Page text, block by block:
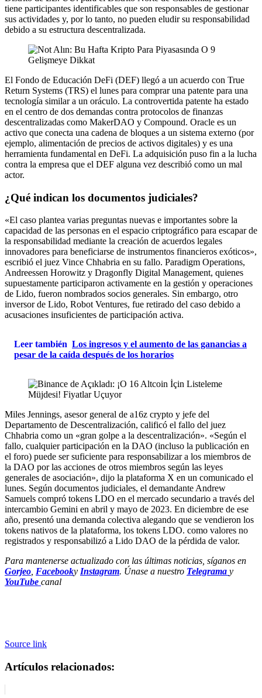
tiene participantes identificables que son responsables de gestionar
sus actividades y, por lo tanto, no pueden eludir su responsabilidad
debido a su estructura descentralizada.
El Fondo de Educación DeFi (DEF) llegó a un acuerdo con True
Return Systems (TRS) el lunes para comprar una patente para una
tecnología similar a un oráculo. La controvertida patente ha estado
en el centro de dos demandas contra protocolos de finanzas
descentralizadas como MakerDAO y Compound. Oracle es un
activo que conecta una cadena de bloques a un sistema externo (por
ejemplo, alimentación de precios de activos digitales) y es una
herramienta fundamental en DeFi. La adquisición puso fin a la lucha
contra la empresa que el DEF alguna vez describió como un mal
actor.
¿Qué indican los documentos judiciales?
«El caso plantea varias preguntas nuevas e importantes sobre la
capacidad de las personas en el espacio criptográfico para escapar de
la responsabilidad mediante la creación de acuerdos legales
innovadores para beneficiarse de instrumentos financieros exóticos»,
escribió el juez Vince Chhabria en su fallo. Paradigm Operations,
Andreessen Horowitz y Dragonfly Digital Management, quienes
supuestamente participaron activamente en la gestión y operaciones
de Lido, fueron nombrados socios generales. Sin embargo, otro
inversor de Lido, Robot Ventures, fue retirado del caso debido a
acusaciones insuficientes de participación activa.
Leer también Los ingresos y el aumento de las ganancias a
pesar de la caída después de los horarios
Miles Jennings, asesor general de a16z crypto y jefe del
Departamento de Descentralización, calificó el fallo del juez
Chhabria como un «gran golpe a la descentralización». «Según el
fallo, cualquier participación en la DAO (incluso la publicación en
el foro) puede ser suficiente para responsabilizar a los miembros de
la DAO por las acciones de otros miembros según las leyes
generales de asociación», dijo la plataforma X en un comunicado el
lunes. Según documentos judiciales, el demandante Andrew
Samuels compró tokens LDO en el mercado secundario a través del
intercambio Gemini en abril y mayo de 2023. En diciembre de ese
año, presentó una demanda colectiva alegando que se vendieron los
tokens nativos de la plataforma, los tokens LDO. como valores no
registrados y responsabilizó a Lido DAO de la pérdida de valor.
Para mantenerse actualizado con las últimas noticias, síganos en
Gorjeo Facebooky Instagram. Únase a nuestro Telegrama y
YouTube canal
Source link
Artículos relacionados: